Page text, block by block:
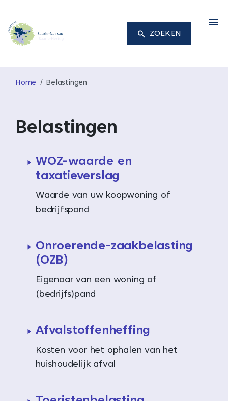
ZOEKEN
Home Belastingen
Belastingen
WOZ-waarde en
taxatieverslag
Waarde van uw koopwoning of
bedrijfspand
Onroerende-zaakbelasting
(OZB)
Eigenaar van een woning of
(bedrijfs)pand
Afvalstoffenheffing
Kosten voor het ophalen van het
huishoudelijk afval